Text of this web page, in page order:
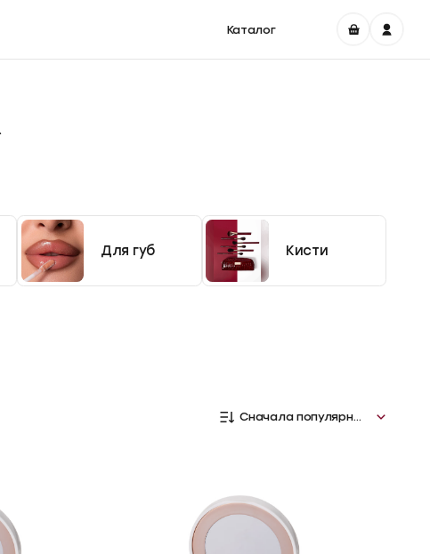
Каталог
Для губ Кисти
Сначала популярные